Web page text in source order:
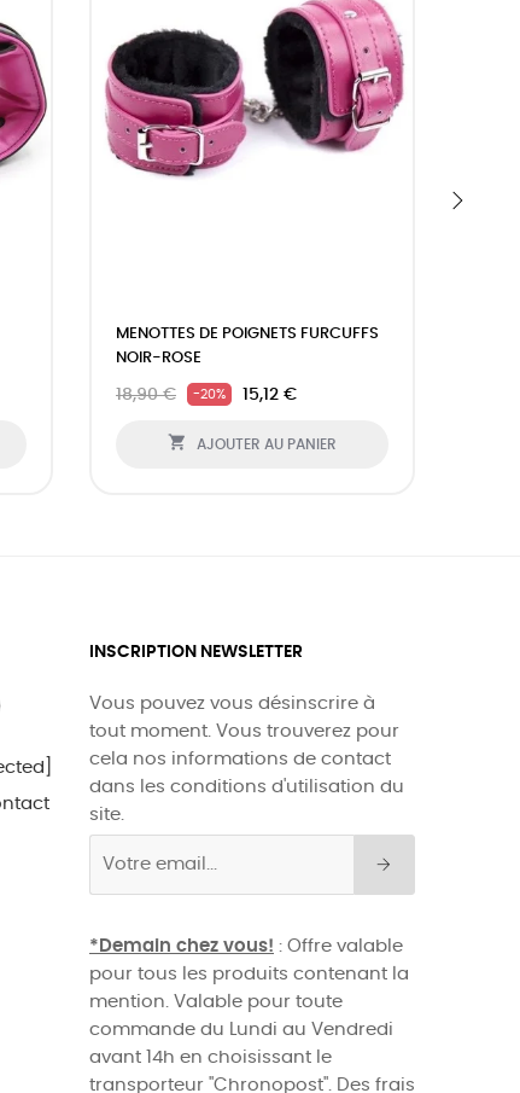
MENOTTES DE POIGNETS FURCUFFS
NOIR-ROSE
18,90 € -20% 15,12 €
 AJOUTER AU PANIER
INSCRIPTION NEWSLETTER
Vous pouvez vous désinscrire à
tout moment. Vous trouverez pour
cela nos informations de contact
dans les conditions d'utilisation du
site.
*Demain chez vous! : Offre valable
pour tous les produits contenant la
mention. Valable pour toute
commande du Lundi au Vendredi
avant 14h en choisissant le
transporteur "Chronopost". Des frais